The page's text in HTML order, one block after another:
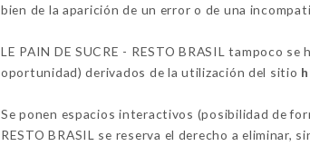
bien de la aparición de un error o de una
LE PAIN DE SUCRE - RESTO BRASIL tampoco
oportunidad) derivados de la utilización del sitio
Se ponen espacios interactivos (posibilidad de
RESTO BRASIL se reserva el derecho a